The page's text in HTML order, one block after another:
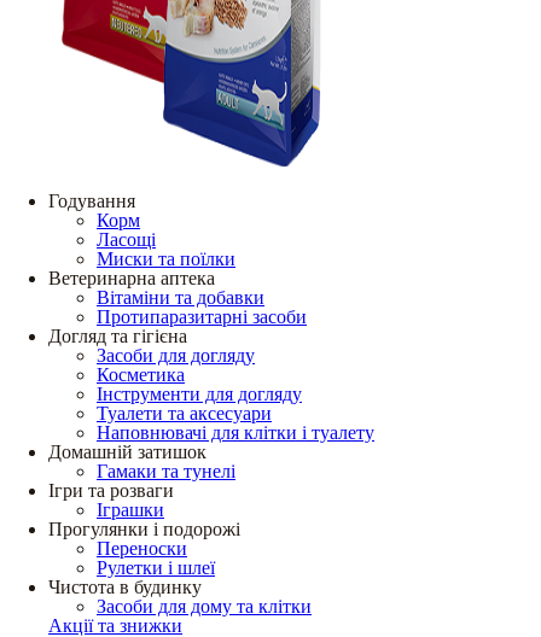
Годування
Корм
Ласощі
Миски та поїлки
Ветеринарна аптека
Вітаміни та добавки
Протипаразитарні засоби
Догляд та гігієна
Засоби для догляду
Косметика
Інструменти для догляду
Туалети та аксесуари
Наповнювачі для клітки і туалету
Домашній затишок
Гамаки та тунелі
Ігри та розваги
Іграшки
Прогулянки і подорожі
Переноски
Рулетки і шлеї
Чистота в будинку
Засоби для дому та клітки
Акції та знижки